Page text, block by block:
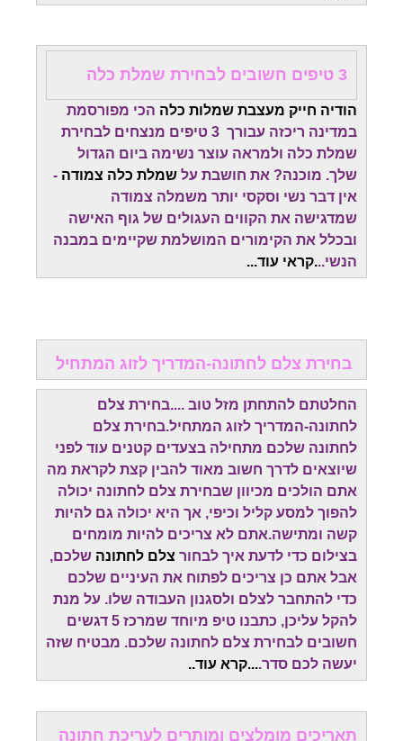
3 טיפים חשובים לבחירת שמלת כלה
הודיה חייק מעצבת שמלות כלה הכי מפורסמת
במדינה ריכזה עבורך 3 טיפים מנצחים לבחירת
שמלת כלה ולמראה עוצר נשימה ביום הגדול
שלך. מוכנה? את חושבת על שמלת כלה צמודה -
אין דבר נשי וסקסי יותר משמלה צמודה
שמדגישה את הקווים העגולים של גוף האישה
ובכלל את הקימורים המושלמת שקיימים במבנה
הנשי...קראי עוד...
בחירת צלם לחתונה-המדריך לזוג המתחיל
החלטתם להתחתן מזל טוב ....בחירת צלם
לחתונה-המדריך לזוג המתחיל.בחירת צלם
לחתונה שלכם מתחילה בצעדים קטנים עוד לפני
שיוצאים לדרך חשוב מאוד להבין קצת לקראת מה
אתם הולכים מכיוון שבחירת צלם לחתונה יכולה
להפוך למסע קליל וכיפי, אך היא יכולה גם להיות
קשה ומתישה.אתם לא צריכים להיות מומחים
בצילום כדי לדעת איך לבחור צלם לחתונה שלכם,
אבל אתם כן צריכים לפתוח את העיניים שלכם
כדי להתחבר לצלם ולסגנון העבודה שלו. על מנת
להקל עליכן, כתבנו טיפ מיוחד שמרכז 5 דגשים
חשובים לבחירת צלם לחתונה שלכם. מבטיח שזה
יעשה לכם סדר....קרא עוד..
תאריכים מומלצים ומותרים לעריכת חתונה